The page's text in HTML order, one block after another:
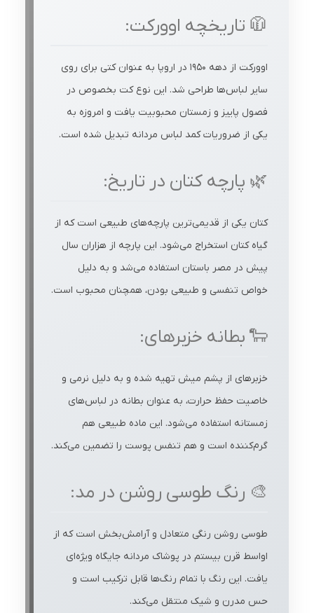
🧥 تاریخچه اوورکت:
اوورکت از دهه ۱۹۵۰ در اروپا به عنوان کتی برای روی
سایر لباس‌ها طراحی شد. این نوع کت بخصوص در
فصول پاییز و زمستان محبوبیت یافت و امروزه به
یکی از ضروریات کمد لباس مردانه تبدیل شده است.
🌿 پارچه کتان در تاریخ:
کتان یکی از قدیمی‌ترین پارچه‌های طبیعی است که از
گیاه کتان استخراج می‌شود. این پارچه از هزاران سال
پیش در مصر باستان استفاده می‌شد و به دلیل
خواص تنفسی و طبیعی بودن، همچنان محبوب است.
🐑 بطانه خزبرهای:
خزبرهای از پشم میش تهیه شده و به دلیل نرمی و
خاصیت حفظ حرارت، به عنوان بطانه در لباس‌های
زمستانه استفاده می‌شود. این ماده طبیعی هم
گرم‌کننده است و هم تنفس پوست را تضمین می‌کند.
🎨 رنگ طوسی روشن در مد:
طوسی روشن رنگی متعادل و آرامش‌بخش است که از
اواسط قرن بیستم در پوشاک مردانه جایگاه ویژه‌ای
یافت. این رنگ با تمام رنگ‌ها قابل ترکیب است و
حس مدرن و شیک منتقل می‌کند.